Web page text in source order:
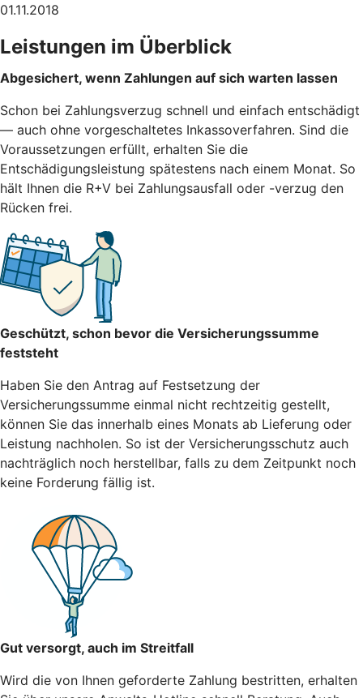
01.11.2018
Leistungen im Überblick
Abgesichert, wenn Zahlungen auf sich warten lassen
Schon bei Zahlungsverzug schnell und einfach entschädigt
— auch ohne vorgeschaltetes Inkassoverfahren. Sind die
Voraussetzungen erfüllt, erhalten Sie die
Entschädigungsleistung spätestens nach einem Monat. So
hält Ihnen die R+V bei Zahlungsausfall oder -verzug den
Rücken frei.
Geschützt, schon bevor die Versicherungssumme
feststeht
Haben Sie den Antrag auf Festsetzung der
Versicherungssumme einmal nicht rechtzeitig gestellt,
können Sie das innerhalb eines Monats ab Lieferung oder
Leistung nachholen. So ist der Versicherungsschutz auch
nachträglich noch herstellbar, falls zu dem Zeitpunkt noch
keine Forderung fällig ist.
Gut versorgt, auch im Streitfall
Wird die von Ihnen geforderte Zahlung bestritten, erhalten